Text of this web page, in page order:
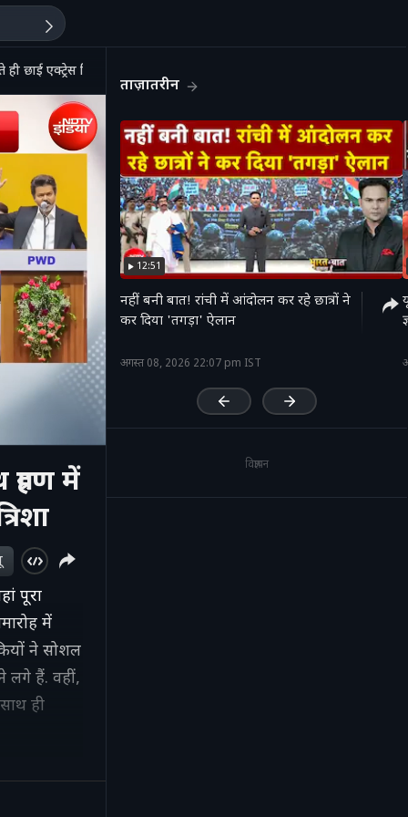
एक्ट्रेस त्रिशा
'
में
पूरा
में
ने सोशल
लगे हैं. वहीं,
ही
ताज़ातरीन
12:51
नहीं बनी बात! रांची में आंदोलन कर रहे छात्रों ने
कर दिया 'तगड़ा' ऐलान
अगस्त 08, 2026 22:07 pm IST
विज्ञापन